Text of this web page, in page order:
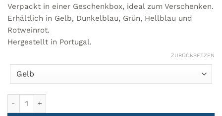
Verpackt in einer Geschenkbox, ideal zum Verschenken.
Erhältlich in Gelb, Dunkelblau, Grün, Hellblau und
Rotweinrot.
Hergestellt in Portugal.
ZURÜCKSETZEN